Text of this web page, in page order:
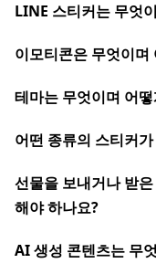
LINE 스티커는 무엇
이모티콘은 무엇이며
테마는 무엇이며 어
어떤 종류의 스티커
선물을 보내거나 받
해야 하나요?
AI 생성 콘텐츠는 무